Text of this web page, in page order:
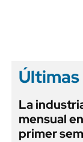
La
mensual
primer